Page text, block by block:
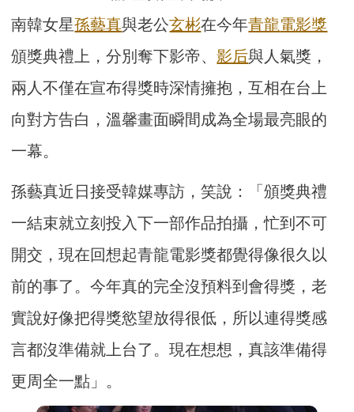
南韓女星孫藝真與老公玄彬在今年青龍電影獎
頒獎典禮上，分別奪下影帝、影后與人氣獎，
兩人不僅在宣布得獎時深情擁抱，互相在台上
向對方告白，溫馨畫面瞬間成為全場最亮眼的
一幕。
孫藝真近日接受韓媒專訪，笑說：「頒獎典禮
一結束就立刻投入下一部作品拍攝，忙到不可
開交，現在回想起青龍電影獎都覺得像很久以
前的事了。今年真的完全沒預料到會得獎，老
實說好像把得獎慾望放得很低，所以連得獎感
言都沒準備就上台了。現在想想，真該準備得
更周全一點」。